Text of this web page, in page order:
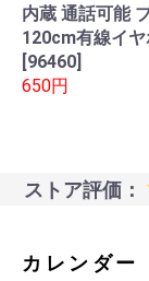
内蔵 通話可能
120cm有線イ
[96460]
650円
ストア評価：
カレンダー